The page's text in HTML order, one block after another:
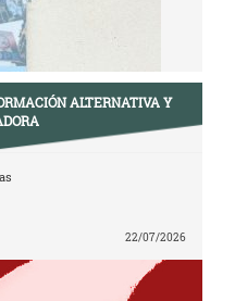
ALTERNATIVA Y
22/07/2026